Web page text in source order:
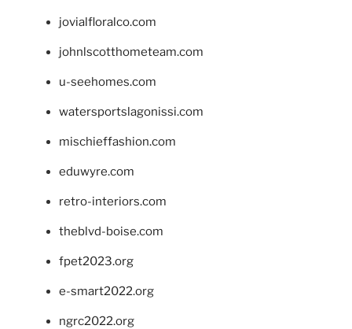
jovialfloralco.com
johnlscotthometeam.com
u-seehomes.com
watersportslagonissi.com
mischieffashion.com
eduwyre.com
retro-interiors.com
theblvd-boise.com
fpet2023.org
e-smart2022.org
ngrc2022.org